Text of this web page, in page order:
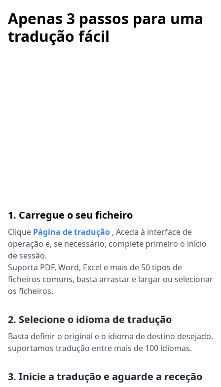
Apenas 3 passos para uma
tradução fácil
1. Carregue o seu ficheiro
Clique Página de tradução , Aceda à interface de
operação e, se necessário, complete primeiro o início
de sessão.
Suporta PDF, Word, Excel e mais de 50 tipos de
ficheiros comuns, basta arrastar e largar ou selecionar
os ficheiros.
2. Selecione o idioma de tradução
Basta definir o original e o idioma de destino desejado,
suportamos tradução entre mais de 100 idiomas.
3. Inicie a tradução e aguarde a receção